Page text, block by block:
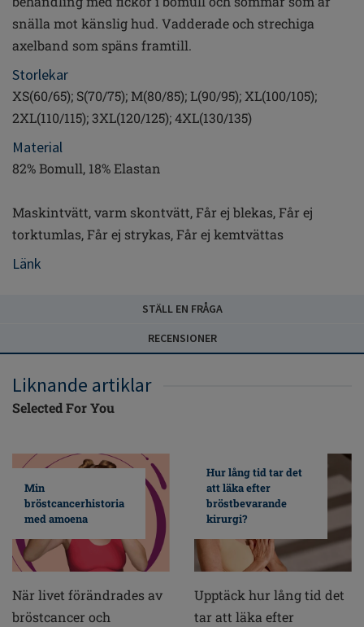
snälla mot känslig hud. Vadderade och strechiga
axelband som späns framtill.
Storlekar
XS(60/65); S(70/75); M(80/85); L(90/95); XL(100/105);
2XL(110/115); 3XL(120/125); 4XL(130/135)
Material
82% Bomull, 18% Elastan
Maskintvätt, varm skontvätt, Får ej blekas, Får ej
torktumlas, Får ej strykas, Får ej kemtvättas
Länk
STÄLL EN FRÅGA
RECENSIONER
Liknande artiklar
Selected For You
Min
bröstcancerhistoria
med amoena
När livet förändrades av
bröstcancer och
Hur lång tid tar det
att läka efter
bröstbevarande
kirurgi?
Upptäck hur lång tid det
tar att läka efter